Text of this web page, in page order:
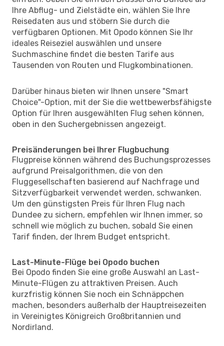
Ihre Abflug- und Zielstädte ein, wählen Sie Ihre
Reisedaten aus und stöbern Sie durch die
verfügbaren Optionen. Mit Opodo können Sie Ihr
ideales Reiseziel auswählen und unsere
Suchmaschine findet die besten Tarife aus
Tausenden von Routen und Flugkombinationen.
Darüber hinaus bieten wir Ihnen unsere "Smart
Choice"-Option, mit der Sie die wettbewerbsfähigste
Option für Ihren ausgewählten Flug sehen können,
oben in den Suchergebnissen angezeigt.
Preisänderungen bei Ihrer Flugbuchung
Flugpreise können während des Buchungsprozesses
aufgrund Preisalgorithmen, die von den
Fluggesellschaften basierend auf Nachfrage und
Sitzverfügbarkeit verwendet werden, schwanken.
Um den günstigsten Preis für Ihren Flug nach
Dundee zu sichern, empfehlen wir Ihnen immer, so
schnell wie möglich zu buchen, sobald Sie einen
Tarif finden, der Ihrem Budget entspricht.
Last-Minute-Flüge bei Opodo buchen
Bei Opodo finden Sie eine große Auswahl an Last-
Minute-Flügen zu attraktiven Preisen. Auch
kurzfristig können Sie noch ein Schnäppchen
machen, besonders außerhalb der Hauptreisezeiten
in Vereinigtes Königreich Großbritannien und
Nordirland.